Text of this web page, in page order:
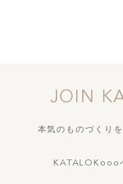
JOIN
本気のものづくりをす
KATALOKooo